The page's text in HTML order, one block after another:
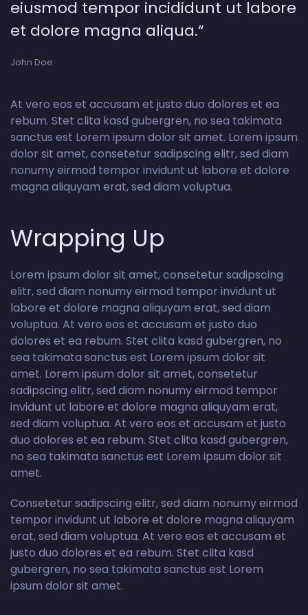
eiusmod tempor incididunt ut labore
et dolore magna aliqua.“
John Doe
At vero eos et accusam et justo duo dolores et ea
rebum. Stet clita kasd gubergren, no sea takimata
sanctus est Lorem ipsum dolor sit amet. Lorem ipsum
dolor sit amet, consetetur sadipscing elitr, sed diam
nonumy eirmod tempor invidunt ut labore et dolore
magna aliquyam erat, sed diam voluptua.
Wrapping Up
Lorem ipsum dolor sit amet, consetetur sadipscing
elitr, sed diam nonumy eirmod tempor invidunt ut
labore et dolore magna aliquyam erat, sed diam
voluptua. At vero eos et accusam et justo duo
dolores et ea rebum. Stet clita kasd gubergren, no
sea takimata sanctus est Lorem ipsum dolor sit
amet. Lorem ipsum dolor sit amet, consetetur
sadipscing elitr, sed diam nonumy eirmod tempor
invidunt ut labore et dolore magna aliquyam erat,
sed diam voluptua. At vero eos et accusam et justo
duo dolores et ea rebum. Stet clita kasd gubergren,
no sea takimata sanctus est Lorem ipsum dolor sit
amet.
Consetetur sadipscing elitr, sed diam nonumy eirmod
tempor invidunt ut labore et dolore magna aliquyam
erat, sed diam voluptua. At vero eos et accusam et
justo duo dolores et ea rebum. Stet clita kasd
gubergren, no sea takimata sanctus est Lorem
ipsum dolor sit amet.